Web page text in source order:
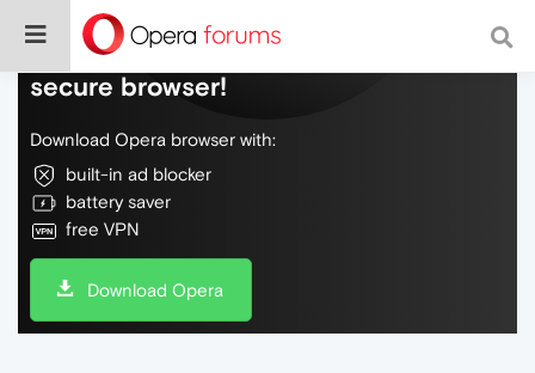
Do more on the web, with a fast and
secure browser!
Download Opera browser with:
built-in ad blocker
battery saver
free VPN
Download Opera